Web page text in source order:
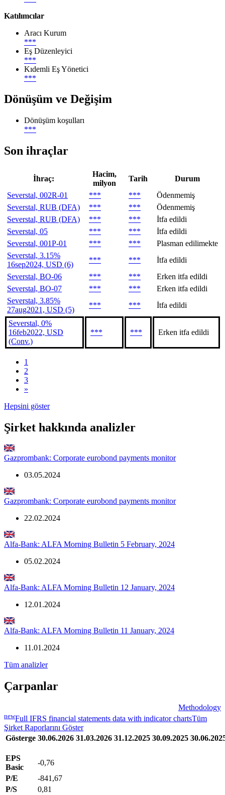
Katılımcılar
Aracı Kurum
***
Eş Düzenleyici
***
Kıdemli Eş Yönetici
***
Dönüşüm ve Değişim
Dönüşüm koşulları
***
Son ihraçlar
İhraç:
Hacim,
milyon
Tarih
Durum
Severstal, 002R-01
*** ***
Ödenmemiş
Severstal, RUB (DFA)
*** ***
Ödenmemiş
Severstal, RUB (DFA)
*** ***
İtfa edildi
Severstal, 05
*** ***
İtfa edildi
Severstal, 001P-01
*** ***
Plasman edilimekte
Severstal, 3.15%
16sep2024, USD (6)
*** ***
İtfa edildi
Severstal, BO-06
*** ***
Erken itfa edildi
Severstal, BO-07
*** ***
Erken itfa edildi
Severstal, 3.85%
27aug2021, USD (5)
*** *** İtfa edildi
Severstal, 0%
16feb2022, USD
(Conv.)
*** *** Erken itfa edildi
1
2
3
»
Hepsini göster
Şirket hakkında analizler
Gazprombank: Corporate eurobond payments monitor
03.05.2024
Gazprombank: Corporate eurobond payments monitor
22.02.2024
Alfa-Bank: ALFA Morning Bulletin 5 February, 2024
05.02.2024
Alfa-Bank: ALFA Morning Bulletin 12 January, 2024
12.01.2024
Alfa-Bank: ALFA Morning Bulletin 11 January, 2024
11.01.2024
Tüm analizler
Çarpanlar
Methodology
newFull IFRS financial statements data with indicator chartsTüm
Şirket Raporlarını Göster
Gösterge 30.06.2026 31.03.2026 31.12.2025 30.09.2025
EPS
Basic
-0,76
P/E
-841,67
P/S
0,81